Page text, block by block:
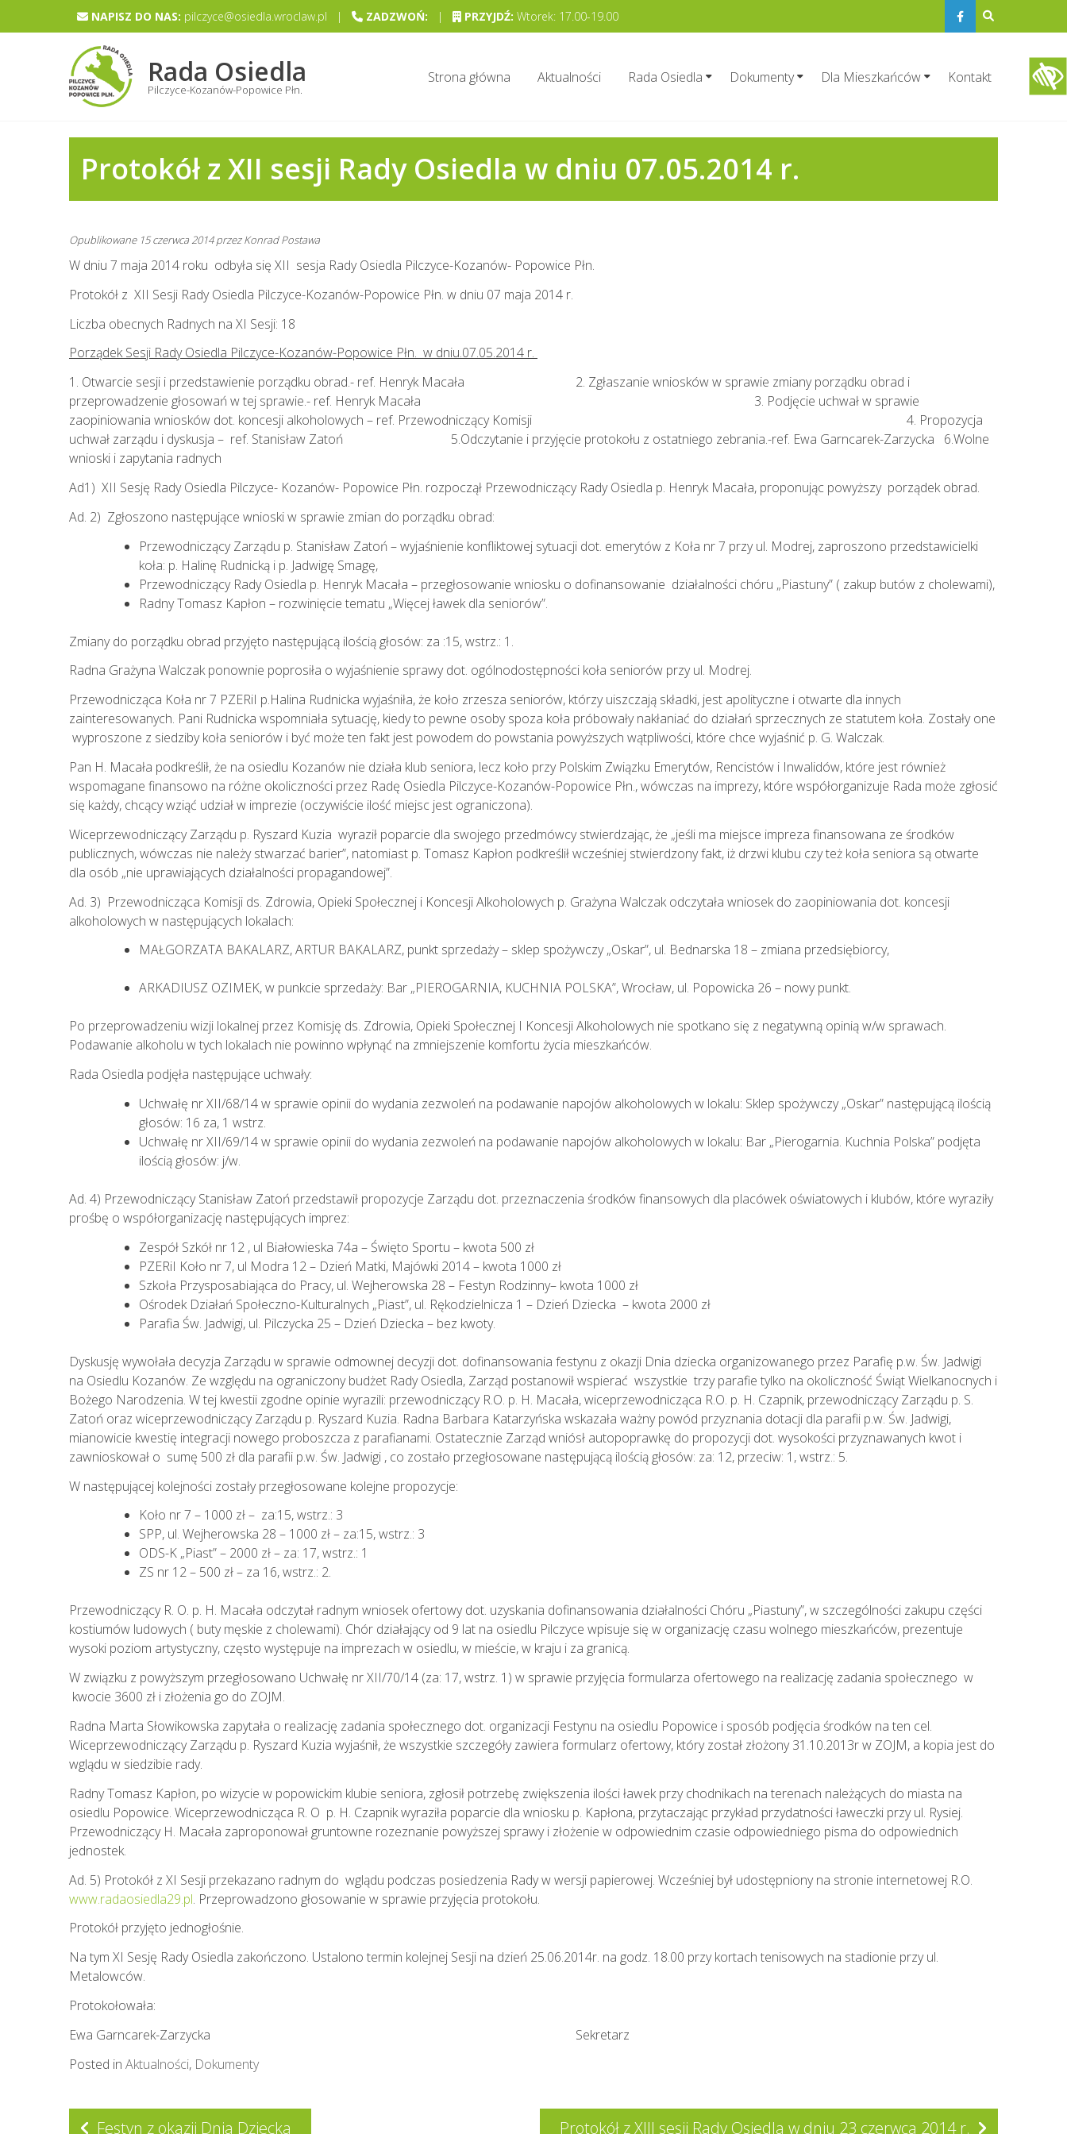
NAPISZ DO NAS: pilczyce@osiedla.wroclaw.pl | ZADZWOŃ: | PRZYJDŹ: Wtorek: 17.00-19.00
Rada Osiedla
Pilczyce-Kozanów-Popowice Płn.
Strona główna Aktualności Rada Osiedla Dokumenty Dla Mieszkańców Kontakt
Protokół z XII sesji Rady Osiedla w dniu 07.05.2014 r.
Opublikowane 15 czerwca 2014przezKonrad Postawa
W dniu 7 maja 2014 roku odbyła się XII sesja Rady Osiedla Pilczyce-Kozanów- Popowice Płn.
Protokół z XII Sesji Rady Osiedla Pilczyce-Kozanów-Popowice Płn. w dniu 07 maja 2014 r.
Liczba obecnych Radnych na XI Sesji: 18
Porządek Sesji Rady Osiedla Pilczyce-Kozanów-Popowice Płn. w dniu.07.05.2014 r.
1. Otwarcie sesji i przedstawienie porządku obrad.- ref. Henryk Macała 2. Zgłaszanie wniosków w sprawie zmiany porządku obrad i
przeprowadzenie głosowań w tej sprawie.- ref. Henryk Macała 3. Podjęcie uchwał w sprawie
zaopiniowania wniosków dot. koncesji alkoholowych – ref. Przewodniczący Komisji 4. Propozycja
uchwał zarządu i dyskusja – ref. Stanisław Zatoń 5.Odczytanie i przyjęcie protokołu z ostatniego zebrania.-ref. Ewa Garncarek-Zarzycka 6.Wolne
wnioski i zapytania radnych
Ad1) XII Sesję Rady Osiedla Pilczyce- Kozanów- Popowice Płn. rozpoczął Przewodniczący Rady Osiedla p. Henryk Macała, proponując powyższy porządek obrad.
Ad. 2) Zgłoszono następujące wnioski w sprawie zmian do porządku obrad:
Przewodniczący Zarządu p. Stanisław Zatoń – wyjaśnienie konfliktowej sytuacji dot. emerytów z Koła nr 7 przy ul. Modrej, zaproszono przedstawicielki
koła: p. Halinę Rudnicką i p. Jadwigę Smagę,
Przewodniczący Rady Osiedla p. Henryk Macała – przegłosowanie wniosku o dofinansowanie działalności chóru „Piastuny” ( zakup butów z cholewami),
Radny Tomasz Kapłon – rozwinięcie tematu „Więcej ławek dla seniorów”.
Zmiany do porządku obrad przyjęto następującą ilością głosów: za :15, wstrz.: 1.
Radna Grażyna Walczak ponownie poprosiła o wyjaśnienie sprawy dot. ogólnodostępności koła seniorów przy ul. Modrej.
Przewodnicząca Koła nr 7 PZERiI p.Halina Rudnicka wyjaśniła, że koło zrzesza seniorów, którzy uiszczają składki, jest apolityczne i otwarte dla innych
zainteresowanych. Pani Rudnicka wspomniała sytuację, kiedy to pewne osoby spoza koła próbowały nakłaniać do działań sprzecznych ze statutem koła. Zostały one
wyproszone z siedziby koła seniorów i być może ten fakt jest powodem do powstania powyższych wątpliwości, które chce wyjaśnić p. G. Walczak.
Pan H. Macała podkreślił, że na osiedlu Kozanów nie działa klub seniora, lecz koło przy Polskim Związku Emerytów, Rencistów i Inwalidów, które jest również
wspomagane finansowo na różne okoliczności przez Radę Osiedla Pilczyce-Kozanów-Popowice Płn., wówczas na imprezy, które współorganizuje Rada może zgłosić
się każdy, chcący wziąć udział w imprezie (oczywiście ilość miejsc jest ograniczona).
Wiceprzewodniczący Zarządu p. Ryszard Kuzia wyraził poparcie dla swojego przedmówcy stwierdzając, że „jeśli ma miejsce impreza finansowana ze środków
publicznych, wówczas nie należy stwarzać barier”, natomiast p. Tomasz Kapłon podkreślił wcześniej stwierdzony fakt, iż drzwi klubu czy też koła seniora są otwarte
dla osób „nie uprawiających działalności propagandowej”.
Ad. 3) Przewodnicząca Komisji ds. Zdrowia, Opieki Społecznej i Koncesji Alkoholowych p. Grażyna Walczak odczytała wniosek do zaopiniowania dot. koncesji
alkoholowych w następujących lokalach:
MAŁGORZATA BAKALARZ, ARTUR BAKALARZ, punkt sprzedaży – sklep spożywczy „Oskar”, ul. Bednarska 18 – zmiana przedsiębiorcy,
ARKADIUSZ OZIMEK, w punkcie sprzedaży: Bar „PIEROGARNIA, KUCHNIA POLSKA”, Wrocław, ul. Popowicka 26 – nowy punkt.
Po przeprowadzeniu wizji lokalnej przez Komisję ds. Zdrowia, Opieki Społecznej I Koncesji Alkoholowych nie spotkano się z negatywną opinią w/w sprawach.
Podawanie alkoholu w tych lokalach nie powinno wpłynąć na zmniejszenie komfortu życia mieszkańców.
Rada Osiedla podjęła następujące uchwały:
Uchwałę nr XII/68/14 w sprawie opinii do wydania zezwoleń na podawanie napojów alkoholowych w lokalu: Sklep spożywczy „Oskar” następującą ilością
głosów: 16 za, 1 wstrz.
Uchwałę nr XII/69/14 w sprawie opinii do wydania zezwoleń na podawanie napojów alkoholowych w lokalu: Bar „Pierogarnia. Kuchnia Polska” podjęta
ilością głosów: j/w.
Ad. 4) Przewodniczący Stanisław Zatoń przedstawił propozycje Zarządu dot. przeznaczenia środków finansowych dla placówek oświatowych i klubów, które wyraziły
prośbę o współorganizację następujących imprez:
Zespół Szkół nr 12 , ul Białowieska 74a – Święto Sportu – kwota 500 zł
PZERiI Koło nr 7, ul Modra 12 – Dzień Matki, Majówki 2014 – kwota 1000 zł
Szkoła Przysposabiająca do Pracy, ul. Wejherowska 28 – Festyn Rodzinny– kwota 1000 zł
Ośrodek Działań Społeczno-Kulturalnych „Piast”, ul. Rękodzielnicza 1 – Dzień Dziecka – kwota 2000 zł
Parafia Św. Jadwigi, ul. Pilczycka 25 – Dzień Dziecka – bez kwoty.
Dyskusję wywołała decyzja Zarządu w sprawie odmownej decyzji dot. dofinansowania festynu z okazji Dnia dziecka organizowanego przez Parafię p.w. Św. Jadwigi
na Osiedlu Kozanów. Ze względu na ograniczony budżet Rady Osiedla, Zarząd postanowił wspierać wszystkie trzy parafie tylko na okoliczność Świąt Wielkanocnych i
Bożego Narodzenia. W tej kwestii zgodne opinie wyrazili: przewodniczący R.O. p. H. Macała, wiceprzewodnicząca R.O. p. H. Czapnik, przewodniczący Zarządu p. S.
Zatoń oraz wiceprzewodniczący Zarządu p. Ryszard Kuzia. Radna Barbara Katarzyńska wskazała ważny powód przyznania dotacji dla parafii p.w. Św. Jadwigi,
mianowicie kwestię integracji nowego proboszcza z parafianami. Ostatecznie Zarząd wniósł autopoprawkę do propozycji dot. wysokości przyznawanych kwot i
zawnioskował o sumę 500 zł dla parafii p.w. Św. Jadwigi , co zostało przegłosowane następującą ilością głosów: za: 12, przeciw: 1, wstrz.: 5.
W następującej kolejności zostały przegłosowane kolejne propozycje:
Koło nr 7 – 1000 zł – za:15, wstrz.: 3
SPP, ul. Wejherowska 28 – 1000 zł – za:15, wstrz.: 3
ODS-K „Piast” – 2000 zł – za: 17, wstrz.: 1
ZS nr 12 – 500 zł – za 16, wstrz.: 2.
Przewodniczący R. O. p. H. Macała odczytał radnym wniosek ofertowy dot. uzyskania dofinansowania działalności Chóru „Piastuny”, w szczególności zakupu części
kostiumów ludowych ( buty męskie z cholewami). Chór działający od 9 lat na osiedlu Pilczyce wpisuje się w organizację czasu wolnego mieszkańców, prezentuje
wysoki poziom artystyczny, często występuje na imprezach w osiedlu, w mieście, w kraju i za granicą.
W związku z powyższym przegłosowano Uchwałę nr XII/70/14 (za: 17, wstrz. 1) w sprawie przyjęcia formularza ofertowego na realizację zadania społecznego w
kwocie 3600 zł i złożenia go do ZOJM.
Radna Marta Słowikowska zapytała o realizację zadania społecznego dot. organizacji Festynu na osiedlu Popowice i sposób podjęcia środków na ten cel.
Wiceprzewodniczący Zarządu p. Ryszard Kuzia wyjaśnił, że wszystkie szczegóły zawiera formularz ofertowy, który został złożony 31.10.2013r w ZOJM, a kopia jest do
wglądu w siedzibie rady.
Radny Tomasz Kapłon, po wizycie w popowickim klubie seniora, zgłosił potrzebę zwiększenia ilości ławek przy chodnikach na terenach należących do miasta na
osiedlu Popowice. Wiceprzewodnicząca R. O p. H. Czapnik wyraziła poparcie dla wniosku p. Kapłona, przytaczając przykład przydatności ławeczki przy ul. Rysiej.
Przewodniczący H. Macała zaproponował gruntowne rozeznanie powyższej sprawy i złożenie w odpowiednim czasie odpowiedniego pisma do odpowiednich
jednostek.
Ad. 5) Protokół z XI Sesji przekazano radnym do wglądu podczas posiedzenia Rady w wersji papierowej. Wcześniej był udostępniony na stronie internetowej R.O.
www.radaosiedla29.pl. Przeprowadzono głosowanie w sprawie przyjęcia protokołu.
Protokół przyjęto jednogłośnie.
Na tym XI Sesję Rady Osiedla zakończono. Ustalono termin kolejnej Sesji na dzień 25.06.2014r. na godz. 18.00 przy kortach tenisowych na stadionie przy ul.
Metalowców.
Protokołowała:
Ewa Garncarek-Zarzycka Sekretarz
Posted in Aktualności, Dokumenty
Nawigacja
Festyn z okazji Dnia Dziecka Protokół z XIII sesji Rady Osiedla w dniu 23 czerwca 2014 r.